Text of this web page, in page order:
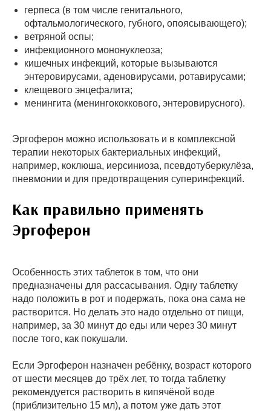
герпеса (в том числе генитального,
офтальмологического, губного, опоясывающего);
ветряной оспы;
инфекционного мононуклеоза;
кишечных инфекций, которые вызываются
энтеровирусами, аденовирусами, ротавирусами;
клещевого энцефалита;
менингита (менингококкового, энтеровирусного).
Эргоферон можно использовать и в комплексной
терапии некоторых бактериальных инфекций,
например, коклюша, иерсиниоза, псевдотуберкулёза,
пневмонии и для предотвращения суперинфекций.
Как правильно применять
Эргоферон
Особенность этих таблеток в том, что они
предназначены для рассасывания. Одну таблетку
надо положить в рот и подержать, пока она сама не
растворится. Но делать это надо отдельно от пищи,
например, за 30 минут до еды или через 30 минут
после того, как покушали.
Если Эргоферон назначен ребёнку, возраст которого
от шести месяцев до трёх лет, то тогда таблетку
рекомендуется растворить в кипячёной воде
(приблизительно 15 мл), а потом уже дать этот